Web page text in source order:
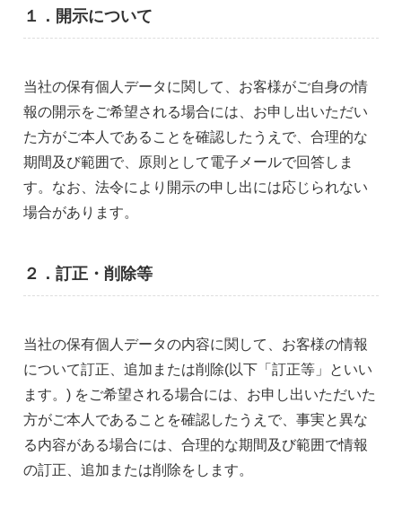
１．開示について
当社の保有個人データに関して、お客様がご自身の情
報の開示をご希望される場合には、お申し出いただい
た方がご本人であることを確認したうえで、合理的な
期間及び範囲で、原則として電子メールで回答しま
す。なお、法令により開示の申し出には応じられない
場合があります。
２．訂正・削除等
当社の保有個人データの内容に関して、お客様の情報
について訂正、追加または削除(以下「訂正等」といい
ます。) をご希望される場合には、お申し出いただいた
方がご本人であることを確認したうえで、事実と異な
る内容がある場合には、合理的な期間及び範囲で情報
の訂正、追加または削除をします。